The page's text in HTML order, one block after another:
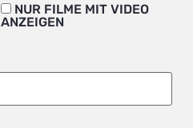
NUR FILME MIT VIDEO
ANZEIGEN